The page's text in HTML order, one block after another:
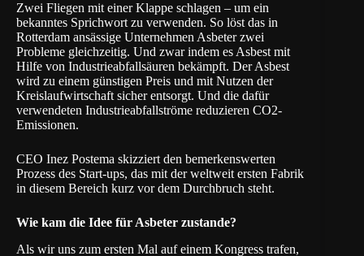
Zwei Fliegen mit einer Klappe schlagen – um ein
bekanntes Sprichwort zu verwenden. So löst das in
Rotterdam ansässige Unternehmen Asbeterzwei
Probleme gleichzeitig. Und zwar indem es Asbest mit
Hilfe von Industrieabfallsäuren bekämpft. Der Asbest
wird zu einem günstigen Preis und mit Nutzen der
Kreislaufwirtschaft sicher entsorgt. Und die dafür
verwendeten Industrieabfallströme reduzieren CO2-
Emissionen.
CEO Inez Postema skizziert den bemerkenswerten
Prozess des Start-ups, das mit der weltweit ersten Fabrik
in diesem Bereich kurz vor dem Durchbruch steht.
Wie kam die Idee für Asbeter zustande?
Als wir uns zum ersten Mal auf einem Kongress trafen,